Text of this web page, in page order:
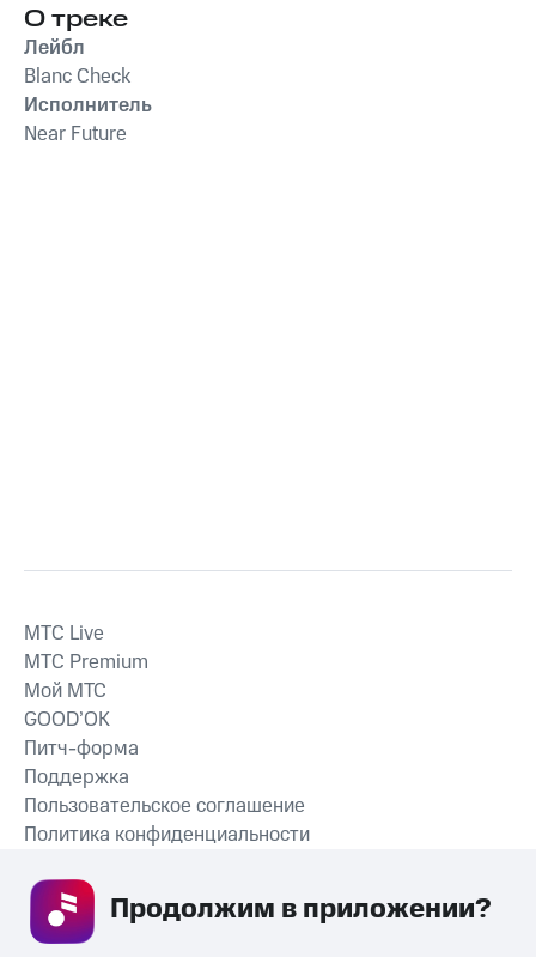
О треке
Лейбл
Blanc Check
Исполнитель
Near Future
СКАЧАТЬ ПРИЛОЖЕНИЕ
MTС Live
MTС Premium
Мой МТС
GOOD’OK
Питч-форма
Поддержка
Пользовательское соглашение
Политика конфиденциальности